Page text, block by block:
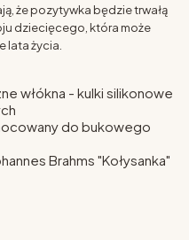
że pozytywka będzie trwałą
dziecięcego, która może
lata życia.
włókna - kulki silikonowe
do bukowego
Brahms "Kołysanka"